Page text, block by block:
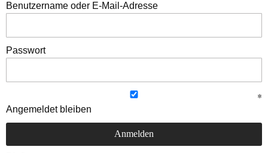
Benutzername oder E-Mail-Adresse
Passwort
Angemeldet bleiben